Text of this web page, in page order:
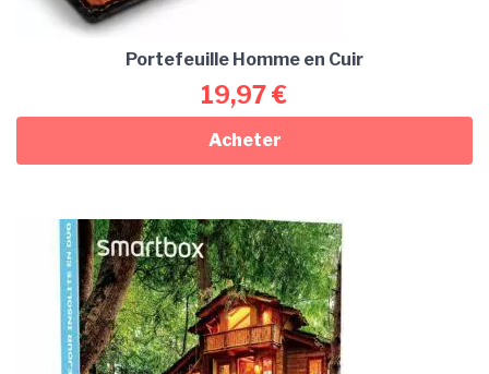
Portefeuille Homme en Cuir
19,97€
Acheter